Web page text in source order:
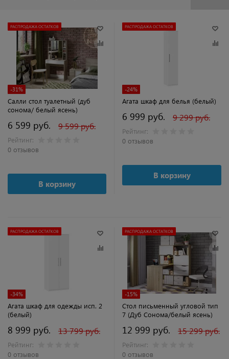
РАСПРОДАЖА ОСТАТКОВ
-31%
Салли стол туалетный (дуб
сонома/ белый ясень)
6 599 руб. 9 599 руб.
Рейтинг:
0 отзывов
В корзину
РАСПРОДАЖА ОСТАТКОВ
-24%
Агата шкаф для белья (белый)
6 999 руб. 9 299 руб.
Рейтинг:
0 отзывов
В корзину
РАСПРОДАЖА ОСТАТКОВ
-34%
Агата шкаф для одежды исп. 2
(белый)
8 999 руб. 13 799 руб.
Рейтинг:
0 отзывов
РАСПРОДАЖА ОСТАТКОВ
-15%
Стол письменный угловой тип
7 (Дуб Сонома/белый ясень)
12 999 руб. 15 299 руб.
Рейтинг:
0 отзывов